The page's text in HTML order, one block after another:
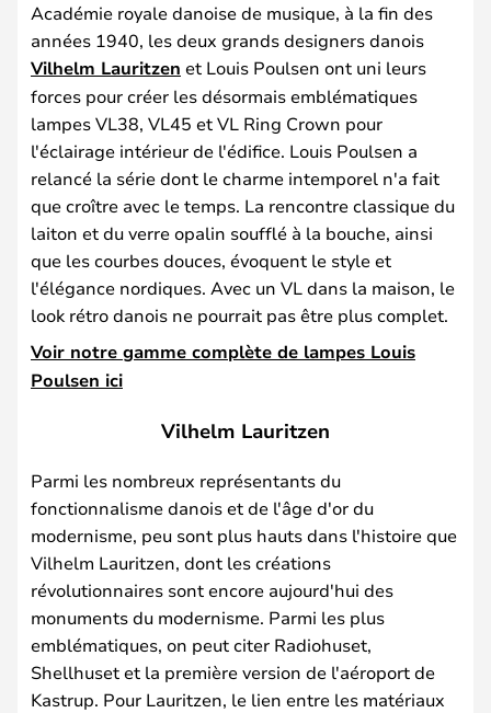
Académie royale danoise de musique, à la fin des
années 1940, les deux grands designers danois
Vilhelm Lauritzen et Louis Poulsen ont uni leurs
forces pour créer les désormais emblématiques
lampes VL38, VL45 et VL Ring Crown pour
l'éclairage intérieur de l'édifice. Louis Poulsen a
relancé la série dont le charme intemporel n'a fait
que croître avec le temps. La rencontre classique du
laiton et du verre opalin soufflé à la bouche, ainsi
que les courbes douces, évoquent le style et
l'élégance nordiques. Avec un VL dans la maison, le
look rétro danois ne pourrait pas être plus complet.
Voir notre gamme complète de lampes Louis
Poulsen ici
Vilhelm Lauritzen
Parmi les nombreux représentants du
fonctionnalisme danois et de l'âge d'or du
modernisme, peu sont plus hauts dans l'histoire que
Vilhelm Lauritzen, dont les créations
révolutionnaires sont encore aujourd'hui des
monuments du modernisme. Parmi les plus
emblématiques, on peut citer Radiohuset,
Shellhuset et la première version de l'aéroport de
Kastrup. Pour Lauritzen, le lien entre les matériaux